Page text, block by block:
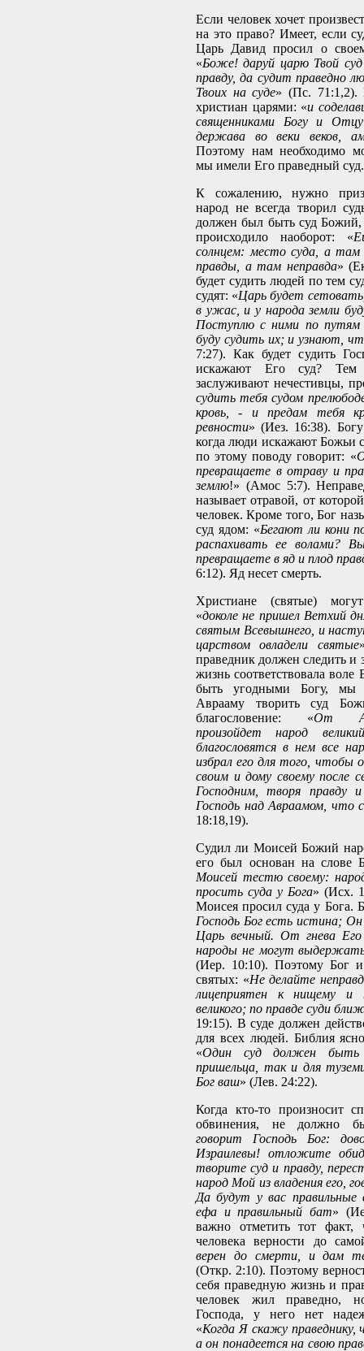
Если человек хочет
на это право? Имеет, если
Царь Давид просил о
«Боже! даруй царю Твой
правду, да судит праведно
Твоих на суде» (Пс. 71:1,2).
христиан царями: «и
священниками Богу и
держава во веки веков,
Поэтому нам необходимо
мы имели Его праведный суд.
К сожалению, нужно
народ не всегда творил
должен был быть суд Божий,
происходило наоборот: «
солнцем: место суда, а там
правды, а там неправда»
будет судить людей по тем
судят: «Царь будет
в ужас, и у народа земли
Поступлю с ними по путям
буду судить их; и узнают,
7:27). Как будет судить
искажают Его суд? Тем
заслуживают нечестивцы,
судить тебя судом
кровь, - и предам тебя
ревности» (Иез. 16:38).
когда люди искажают Божьи
по этому поводу говорит: «
превращаете в отраву и
землю!» (Амос 5:7).
называет отравой, от
человек. Кроме того, Бог
суд ядом: «Бегают ли кони
распахивать ее волами?
превращаете в яд и плод
6:12). Яд несет смерть.
Христиане (святые)
«доколе не пришел Ветхий
святым Всевышнего, и
царством овладели святые
праведник должен следить и
жизнь соответствовала
быть угодными Богу, мы
Аврааму творить суд
благословение: «От
произойдет народ
благословятся в нем все
избрал его для того, чтобы
своим и дому своему после
Господним, творя правду
Господь над Авраамом, что
18:18,19).
Судил ли Моисей Божий
его был основан на слове
Моисей тестю своему:
просить суда у Бога» (Исх.
Моисея просил суда у Бога.
Господь Бог есть истина;
Царь вечный. От гнева
народы не могут выдержать
(Иер. 10:10). Поэтому Бог и
святых: «Не делайте
лицеприятен к нищему и
великого; по правде суди
19:15). В суде должен
для всех людей. Библия
«Один суд должен
пришельца, так и для
Бог ваш» (Лев. 24:22).
Когда кто-то произносит
обвинения, не должно
говорит Господь Бог:
Израилевы! отложите
творите суд и правду,
народ Мой из владения его,
Да будут у вас правильные
ефа и правильный бат»
важно отметить тот факт,
человека верности до
верен до смерти, и дам
(Откр. 2:10). Поэтому
себя праведную жизнь и
человек жил праведно,
Господа, у него нет
«Когда Я скажу
а он понадеется на свою